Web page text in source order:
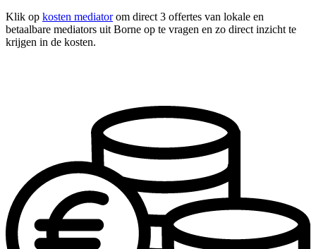
Klik op kosten mediatorom direct 3 offertes van lokale en
betaalbare mediators uit Borne op te vragen en zo direct inzicht te
krijgen in de kosten.